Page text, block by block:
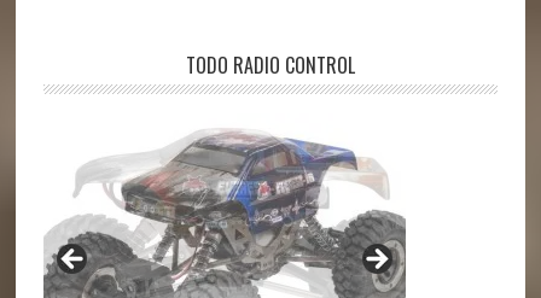
TODO RADIO CONTROL